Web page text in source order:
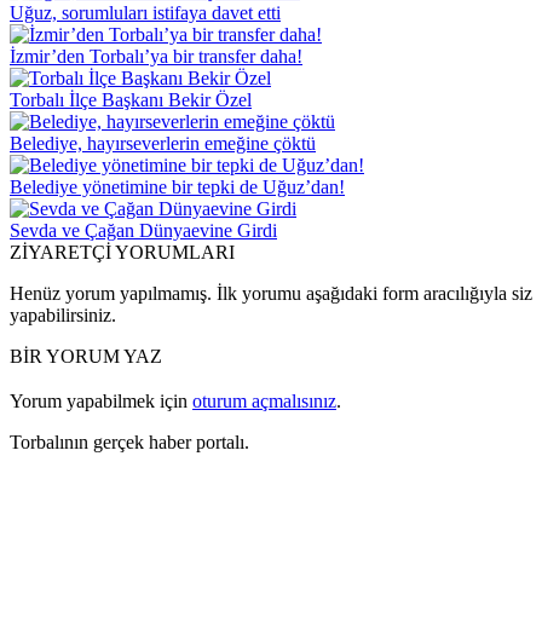
Uğuz, sorumluları istifaya davet etti
İzmir’den Torbalı’ya bir transfer daha!
Torbalı İlçe Başkanı Bekir Özel
Belediye, hayırseverlerin emeğine çöktü
Belediye yönetimine bir tepki de Uğuz’dan!
Sevda ve Çağan Dünyaevine Girdi
ZİYARETÇİ YORUMLARI
Henüz yorum yapılmamış. İlk yorumu aşağıdaki form aracılığıyla siz
yapabilirsiniz.
BİR YORUM YAZ
Yorum yapabilmek için oturum açmalısınız.
Torbalının gerçek haber portalı.